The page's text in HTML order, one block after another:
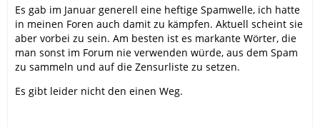
Es gab im Januar generell eine heftige Spamwelle, ich hatte
in meinen Foren auch damit zu kämpfen. Aktuell scheint sie
aber vorbei zu sein. Am besten ist es markante Wörter, die
man sonst im Forum nie verwenden würde, aus dem Spam
zu sammeln und auf die Zensurliste zu setzen.
Es gibt leider nicht den einen Weg.